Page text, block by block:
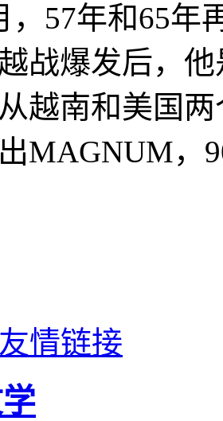
，57年和65年
战爆发后，
越南和美国
MAGNUM，
情链接